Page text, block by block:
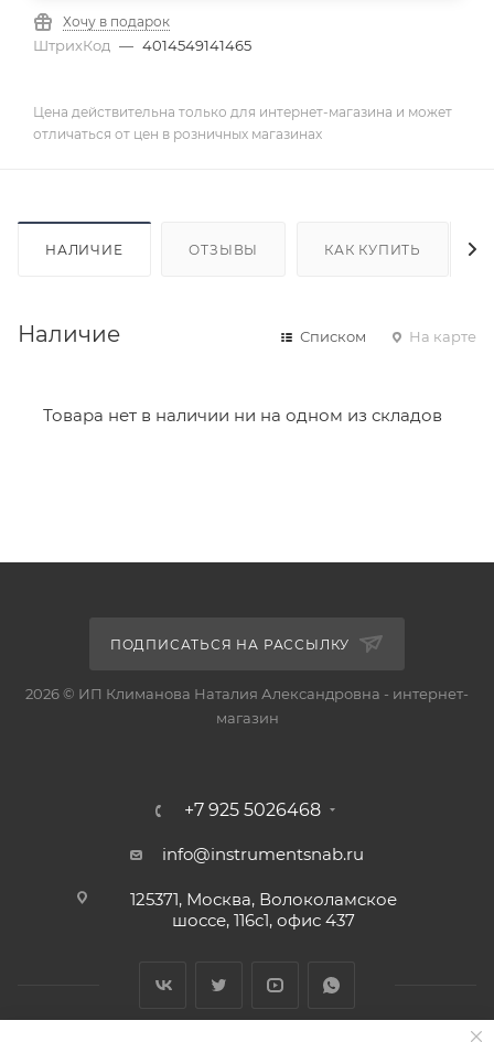
Хочу в подарок
ШтрихКод — 4014549141465
Цена действительна только для интернет-магазина и может
отличаться от цен в розничных магазинах
НАЛИЧИЕ ОТЗЫВЫ КАК КУПИТЬ
Наличие Списком На карте
Товара нет в наличии ни на одном из складов
ПОДПИСАТЬСЯ НА РАССЫЛКУ
2026 © ИП Климанова Наталия Александровна - интернет-
магазин
+7 925 5026468
info@instrumentsnab.ru
125371, Москва, Волоколамское
шоссе, 116с1, офис 437